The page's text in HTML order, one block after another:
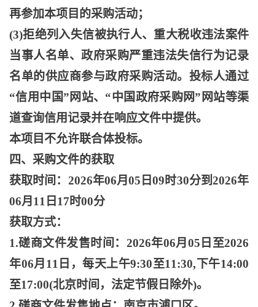
再参加本项目的采购活动；
(3)拒绝列入失信被执行人、重大税收违法案件
当事人名单、政府采购严重违法失信行为记录
名单的供应商参与政府采购活动。投标人通过
“信用中国”网站、“中国政府采购网”网站等渠
道查询信用记录并在响应文件中提供。
本项目不允许联合体投标。
四、采购文件的获取
获取时间： 2026年06月05日09时30分到2026年
06月11日17时00分
获取方式：
1.磋商文件发售时间：2026年06月05日至2026
年06月11日，每天上午9:30至11:30,下午14:00
至17:00(北京时间，法定节假日除外)。